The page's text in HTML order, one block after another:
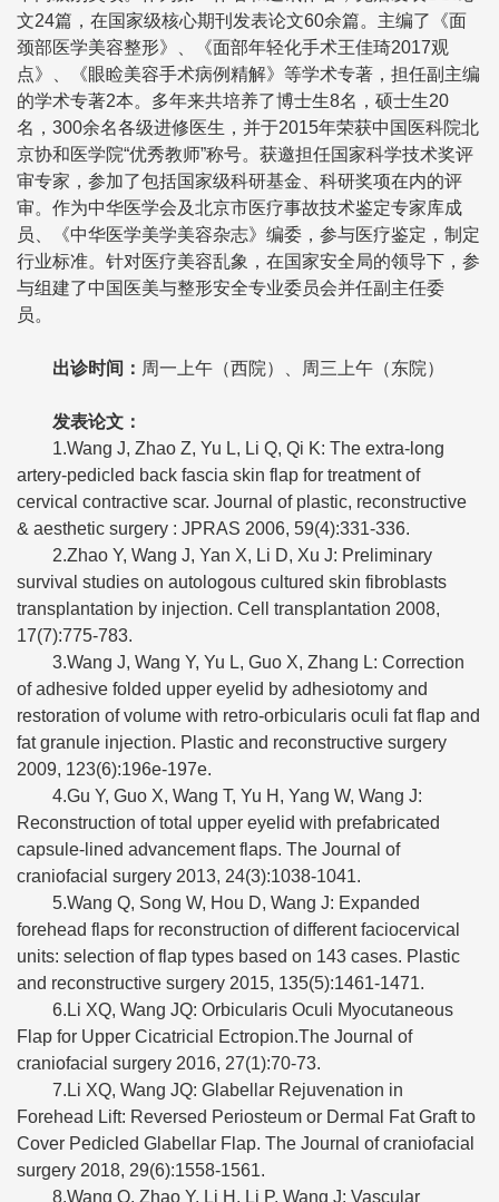
文24篇，在国家级核心期刊发表论文60余篇。主编了《面
颈部医学美容整形》、《面部年轻化手术王佳琦2017观
点》、《眼睑美容手术病例精解》等学术专著，担任副主编
的学术专著2本。多年来共培养了博士生8名，硕士生20
名，300余名各级进修医生，并于2015年荣获中国医科院北
京协和医学院“优秀教师”称号。获邀担任国家科学技术奖评
审专家，参加了包括国家级科研基金、科研奖项在内的评
审。作为中华医学会及北京市医疗事故技术鉴定专家库成
员、《中华医学美学美容杂志》编委，参与医疗鉴定，制定
行业标准。针对医疗美容乱象，在国家安全局的领导下，参
与组建了中国医美与整形安全专业委员会并任副主任委
员。
出诊时间 ： 周一上午（西院）、周三上午（东院）
发表论文 ：
1.Wang J, Zhao Z, Yu L, Li Q, Qi K: The extra-long
artery-pedicled back fascia skin flap for treatment of
cervical contractive scar. Journal of plastic, reconstructive
& aesthetic surgery : JPRAS 2006, 59(4):331-336.
2.Zhao Y, Wang J, Yan X, Li D, Xu J: Preliminary
survival studies on autologous cultured skin fibroblasts
transplantation by injection. Cell transplantation 2008,
17(7):775-783.
3.Wang J, Wang Y, Yu L, Guo X, Zhang L: Correction
of adhesive folded upper eyelid by adhesiotomy and
restoration of volume with retro-orbicularis oculi fat flap and
fat granule injection. Plastic and reconstructive surgery
2009, 123(6):196e-197e.
4.Gu Y, Guo X, Wang T, Yu H, Yang W, Wang J:
Reconstruction of total upper eyelid with prefabricated
capsule-lined advancement flaps. The Journal of
craniofacial surgery 2013, 24(3):1038-1041.
5.Wang Q, Song W, Hou D, Wang J: Expanded
forehead flaps for reconstruction of different faciocervical
units: selection of flap types based on 143 cases. Plastic
and reconstructive surgery 2015, 135(5):1461-1471.
6.Li XQ, Wang JQ: Orbicularis Oculi Myocutaneous
Flap for Upper Cicatricial Ectropion.The Journal of
craniofacial surgery 2016, 27(1):70-73.
7.Li XQ, Wang JQ: Glabellar Rejuvenation in
Forehead Lift: Reversed Periosteum or Dermal Fat Graft to
Cover Pedicled Glabellar Flap. The Journal of craniofacial
surgery 2018, 29(6):1558-1561.
8.Wang Q, Zhao Y, Li H, Li P, Wang J: Vascular